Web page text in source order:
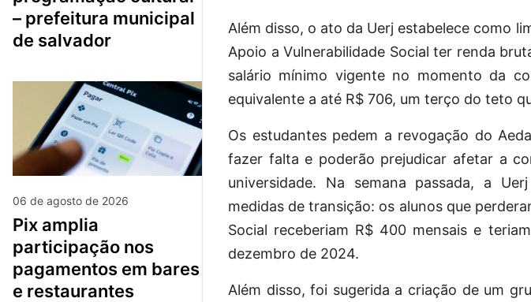
– prefeitura municipal
de salvador
06 de agosto de 2026
pix amplia
participação nos
pagamentos em bares
e restaurantes
Além disso, o ato da Uerj estabelece como
Apoio a Vulnerabilidade Social ter renda
salário mínimo vigente no momento da
equivalente a até R$ 706, um terço do teto
Os estudantes pedem a revogação do
fazer falta e poderão prejudicar afetar a
universidade. Na semana passada, a
medidas de transição: os alunos que
Social receberiam R$ 400 mensais e
dezembro de 2024.
Além disso, foi sugerida a criação de um